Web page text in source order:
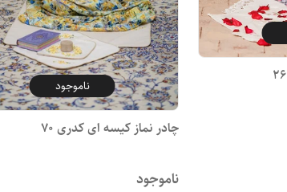
ناموجود
چادر نماز کیسه ای کدری 70
ناموجود